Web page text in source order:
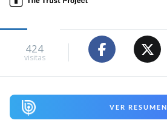
424
visitas
VER RESUMEN